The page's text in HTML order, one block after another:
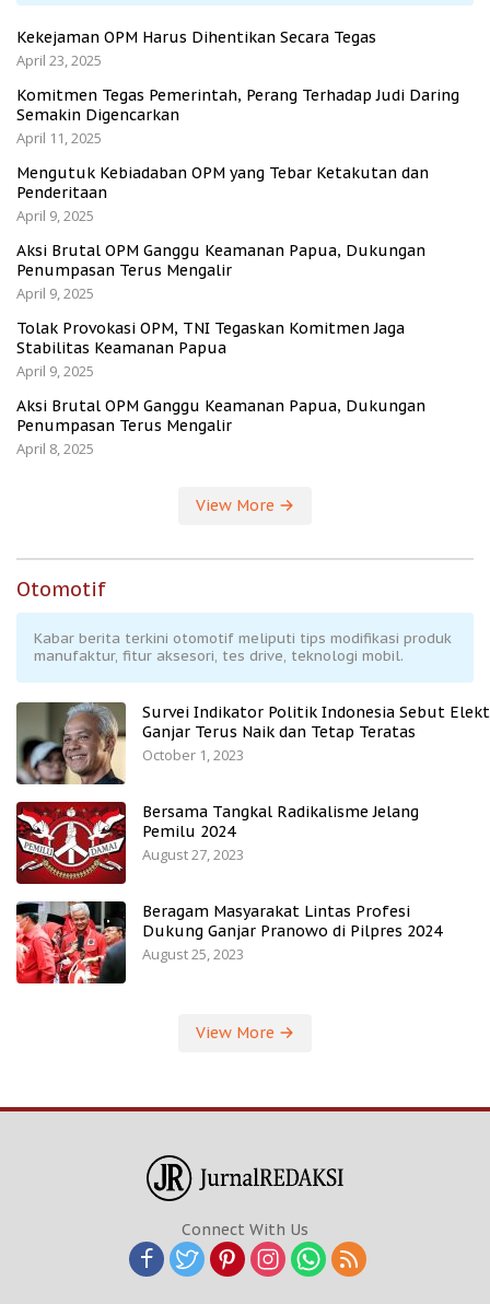
Kekejaman OPM Harus Dihentikan Secara Tegas
April 23, 2025
Komitmen Tegas Pemerintah, Perang Terhadap Judi Daring
Semakin Digencarkan
April 11, 2025
Mengutuk Kebiadaban OPM yang Tebar Ketakutan dan
Penderitaan
April 9, 2025
Aksi Brutal OPM Ganggu Keamanan Papua, Dukungan
Penumpasan Terus Mengalir
April 9, 2025
Tolak Provokasi OPM, TNI Tegaskan Komitmen Jaga
Stabilitas Keamanan Papua
April 9, 2025
Aksi Brutal OPM Ganggu Keamanan Papua, Dukungan
Penumpasan Terus Mengalir
April 8, 2025
View More
Otomotif
Kabar berita terkini otomotif meliputi tips modifikasi produk
manufaktur, fitur aksesori, tes drive, teknologi mobil.
Survei Indikator Politik Indonesia Sebut
Ganjar Terus Naik dan Tetap Teratas
October 1, 2023
Bersama Tangkal Radikalisme Jelang
Pemilu 2024
August 27, 2023
Beragam Masyarakat Lintas Profesi
Dukung Ganjar Pranowo di Pilpres 2024
August 25, 2023
View More
Connect With Us